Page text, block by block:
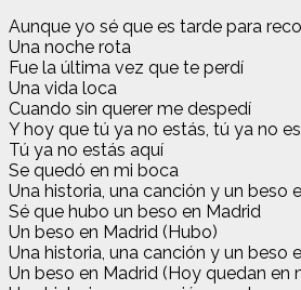
Aunque yo sé que es tarde para
Una noche rota
Fue la última vez que te perdí
Una vida loca
Cuando sin querer me despedí
Y hoy que tú ya no estás, tú ya no
Tú ya no estás aquí
Se quedó en mi boca
Una historia, una canción y un beso
Sé que hubo un beso en Madrid
Un beso en Madrid (Hubo)
Una historia, una canción y un beso
Un beso en Madrid (Hoy quedan en